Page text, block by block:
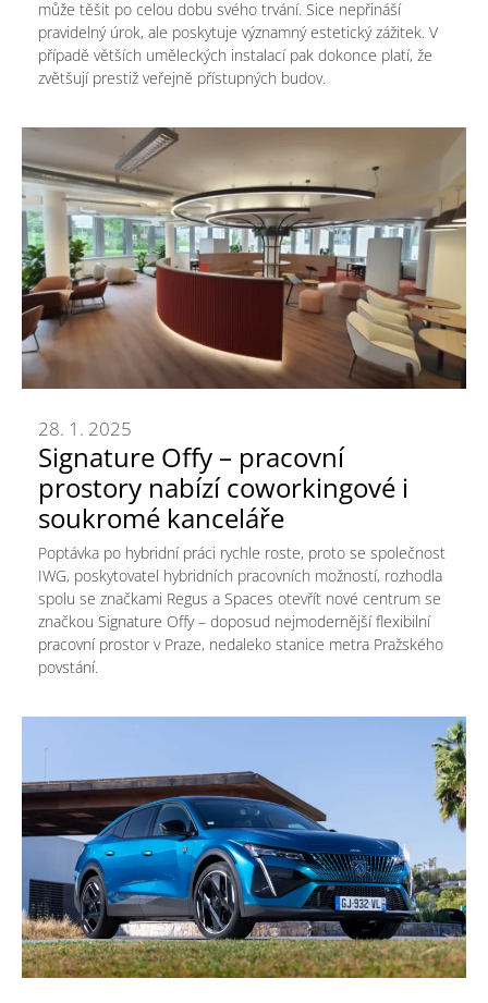
může těšit po celou dobu svého trvání. Sice nepřináší
pravidelný úrok, ale poskytuje významný estetický zážitek. V
případě větších uměleckých instalací pak dokonce platí, že
zvětšují prestiž veřejně přístupných budov.
Signature Offy – pracovní
prostory nabízí coworkingové i
soukromé kanceláře
28. 1. 2025
Poptávka po hybridní práci rychle roste, proto se společnost
IWG, poskytovatel hybridních pracovních možností, rozhodla
spolu se značkami Regus a Spaces otevřít nové centrum se
značkou Signature Offy – doposud nejmodernější flexibilní
pracovní prostor v Praze, nedaleko stanice metra Pražského
povstání.